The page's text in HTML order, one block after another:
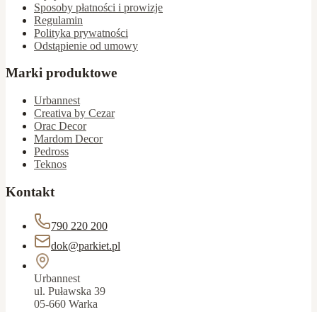
Sposoby płatności i prowizje
Regulamin
Polityka prywatności
Odstąpienie od umowy
Marki produktowe
Urbannest
Creativa by Cezar
Orac Decor
Mardom Decor
Pedross
Teknos
Kontakt
790 220 200
dok@parkiet.pl
Urbannest
ul. Puławska 39
05-660 Warka